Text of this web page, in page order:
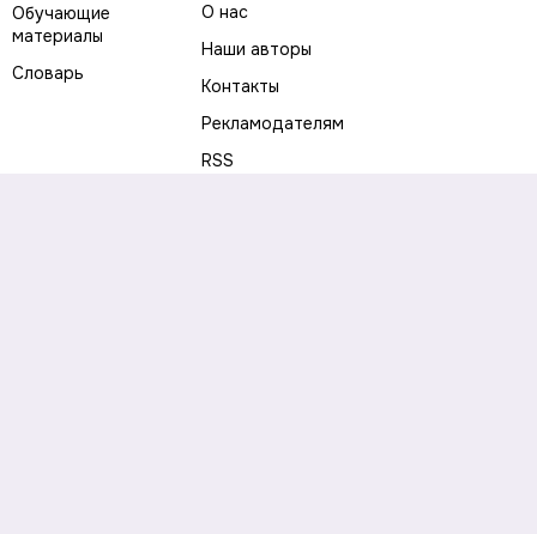
Обучающие
материалы
Словарь
О нас
Наши авторы
Контакты
Рекламодателям
RSS